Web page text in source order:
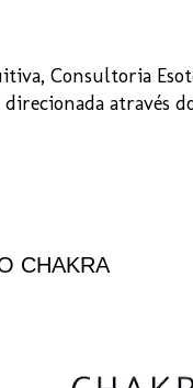
Consultoria
através
CHAKRA